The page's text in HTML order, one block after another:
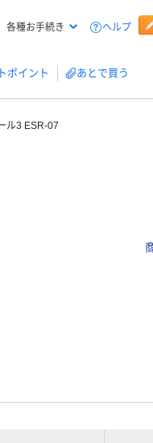
各種お手続き ヘルプ
ポイント あとで買う
ル3 ESR-07